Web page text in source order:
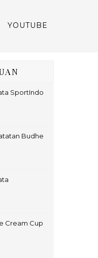
YOUTUBE
SportIndo
Budhe
Cream Cup